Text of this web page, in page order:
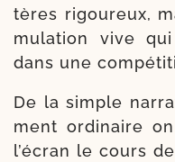
tères rigou­reux,
mu­la­tion vive
dans une
De la simple
ment ordi­naire
l’é­cran le cours